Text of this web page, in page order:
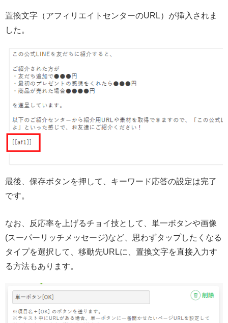
置換文字（アフィリエイトセンターのURL）が挿入されま
した。
最後、保存ボタンを押して、キーワード応答の設定は完了
です。
なお、反応率を上げるチョイ技として、単一ボタンや画像
(スーパーリッチメッセージ)など、思わずタップしたくなる
タイプを選択して、移動先URLに、置換文字を直接入力す
る方法もあります。